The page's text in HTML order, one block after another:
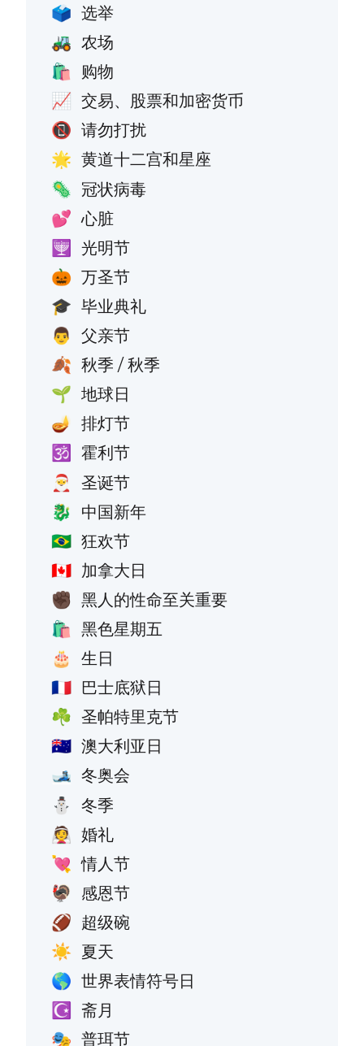
🗳️ 选举
🚜 农场
🛍️ 购物
📈 交易、股票和加密货币
📵 请勿打扰
🌟 黄道十二宫和星座
🦠 冠状病毒
💕 心脏
🕎 光明节
🎃 万圣节
🎓 毕业典礼
👨 父亲节
🍂 秋季 / 秋季
🌱 地球日
🪔 排灯节
🕉️ 霍利节
🎅 圣诞节
🐉 中国新年
🇧🇷 狂欢节
🇨🇦 加拿大日
✊🏿 黑人的性命至关重要
🛍️ 黑色星期五
🎂 生日
🇫🇷 巴士底狱日
☘️ 圣帕特里克节
🇦🇺 澳大利亚日
🎿 冬奥会
⛄ 冬季
👰 婚礼
💘 情人节
🦃 感恩节
🏈 超级碗
☀️ 夏天
🌎 世界表情符号日
☪️ 斋月
🎭 普珥节